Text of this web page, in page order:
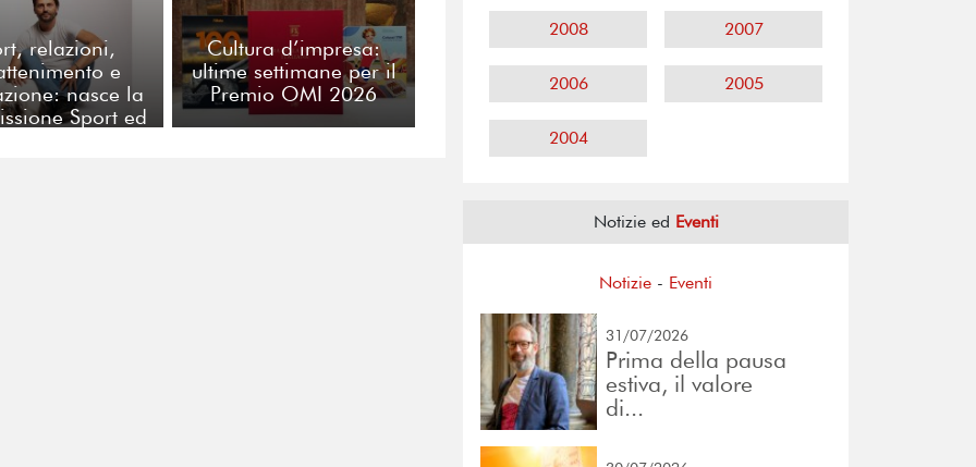
relazioni,
e
nasce la
Sport ed
Cultura d’impresa:
ultime settimane per il
Premio OMI 2026
2008 2007
2006 2005
2004
Notizie ed Eventi
Notizie - Eventi
31/07/2026
Prima della pausa
estiva, il valore
di...